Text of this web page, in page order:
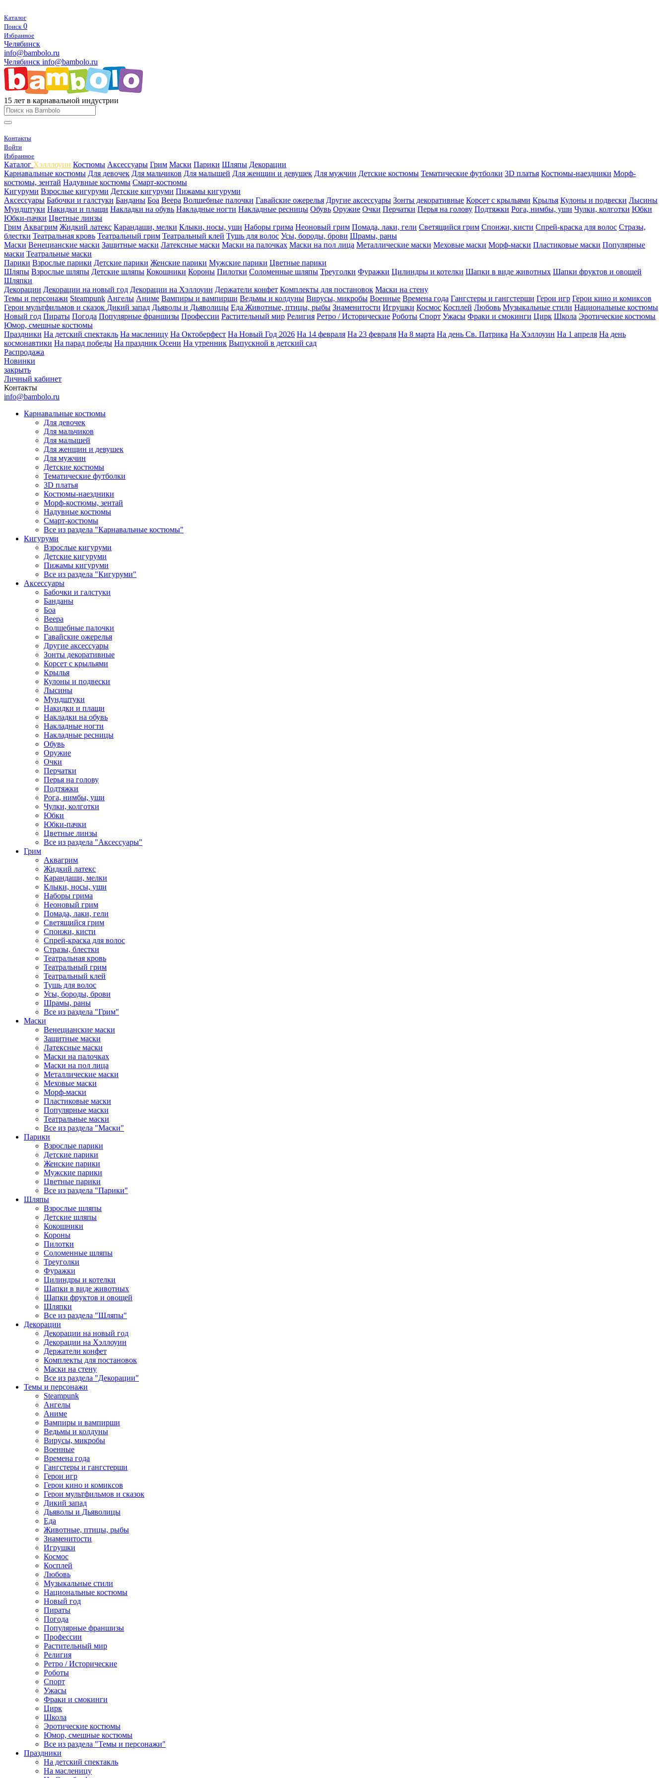
Каталог
Поиск 0
Избранное
Челябинск
info@bambolo.ru
Челябинск info@bambolo.ru
15 лет в карнавальной индустрии
Контакты
Войти
Избранное
Каталог Хэлллоуин Костюмы Аксессуары Грим Маски Парики Шляпы Декорации
Карнавальные костюмы Для девочек Для мальчиков Для малышей Для женщин и девушек Для мужчин Детские костюмы Тематические футболки 3D платья Костюмы-наездники Морф-
костюмы, зентай Надувные костюмы Смарт-костюмы
Кигуруми Взрослые кигуруми Детские кигуруми Пижамы кигуруми
Аксессуары Бабочки и галстуки Банданы Боа Веера Волшебные палочки Гавайские ожерелья Другие аксессуары Зонты декоративные Корсет с крыльями Крылья Кулоны и подвески Лысины
Мундштуки Накидки и плащи Накладки на обувь Накладные ногти Накладные ресницы Обувь Оружие Очки Перчатки Перья на голову Подтяжки Рога, нимбы, уши Чулки, колготки Юбки
Юбки-пачки Цветные линзы
Грим Аквагрим Жидкий латекс Карандаши, мелки Клыки, носы, уши Наборы грима Неоновый грим Помада, лаки, гели Светящийся грим Спонжи, кисти Спрей-краска для волос Стразы,
блестки Театральная кровь Театральный грим Театральный клей Тушь для волос Усы, бороды, брови Шрамы, раны
Маски Венецианские маски Защитные маски Латексные маски Маски на палочках Маски на пол лица Металлические маски Меховые маски Морф-маски Пластиковые маски Популярные
маски Театральные маски
Парики Взрослые парики Детские парики Женские парики Мужские парики Цветные парики
Шляпы Взрослые шляпы Детские шляпы Кокошники Короны Пилотки Соломенные шляпы Треуголки Фуражки Цилиндры и котелки Шапки в виде животных Шапки фруктов и овощей
Шляпки
Декорации Декорации на новый год Декорации на Хэллоуин Держатели конфет Комплекты для постановок Маски на стену
Темы и персонажи Steampunk Ангелы Аниме Вампиры и вампирши Ведьмы и колдуны Вирусы, микробы Военные Времена года Гангстеры и гангстерши Герои игр Герои кино и комиксов
Герои мультфильмов и сказок Дикий запад Дьяволы и Дьяволицы Еда Животные, птицы, рыбы Знаменитости Игрушки Космос Косплей Любовь Музыкальные стили Национальные костюмы
Новый год Пираты Погода Популярные франшизы Профессии Растительный мир Религия Ретро / Исторические Роботы Спорт Ужасы Фраки и смокинги Цирк Школа Эротические костюмы
Юмор, смешные костюмы
Праздники На детский спектакль На масленицу На Октоберфест На Новый Год 2026 На 14 февраля На 23 февраля На 8 марта На день Св. Патрика На Хэллоуин На 1 апреля На день
космонавтики На парад победы На праздник Осени На утренник Выпускной в детский сад
Распродажа
Новинки
закрыть
Личный кабинет
Контакты
info@bambolo.ru
Карнавальные костюмы
Для девочек
Для мальчиков
Для малышей
Для женщин и девушек
Для мужчин
Детские костюмы
Тематические футболки
3D платья
Костюмы-наездники
Морф-костюмы, зентай
Надувные костюмы
Смарт-костюмы
Все из раздела "Карнавальные костюмы"
Кигуруми
Взрослые кигуруми
Детские кигуруми
Пижамы кигуруми
Все из раздела "Кигуруми"
Аксессуары
Бабочки и галстуки
Банданы
Боа
Веера
Волшебные палочки
Гавайские ожерелья
Другие аксессуары
Зонты декоративные
Корсет с крыльями
Крылья
Кулоны и подвески
Лысины
Мундштуки
Накидки и плащи
Накладки на обувь
Накладные ногти
Накладные ресницы
Обувь
Оружие
Очки
Перчатки
Перья на голову
Подтяжки
Рога, нимбы, уши
Чулки, колготки
Юбки
Юбки-пачки
Цветные линзы
Все из раздела "Аксессуары"
Грим
Аквагрим
Жидкий латекс
Карандаши, мелки
Клыки, носы, уши
Наборы грима
Неоновый грим
Помада, лаки, гели
Светящийся грим
Спонжи, кисти
Спрей-краска для волос
Стразы, блестки
Театральная кровь
Театральный грим
Театральный клей
Тушь для волос
Усы, бороды, брови
Шрамы, раны
Все из раздела "Грим"
Маски
Венецианские маски
Защитные маски
Латексные маски
Маски на палочках
Маски на пол лица
Металлические маски
Меховые маски
Морф-маски
Пластиковые маски
Популярные маски
Театральные маски
Все из раздела "Маски"
Парики
Взрослые парики
Детские парики
Женские парики
Мужские парики
Цветные парики
Все из раздела "Парики"
Шляпы
Взрослые шляпы
Детские шляпы
Кокошники
Короны
Пилотки
Соломенные шляпы
Треуголки
Фуражки
Цилиндры и котелки
Шапки в виде животных
Шапки фруктов и овощей
Шляпки
Все из раздела "Шляпы"
Декорации
Декорации на новый год
Декорации на Хэллоуин
Держатели конфет
Комплекты для постановок
Маски на стену
Все из раздела "Декорации"
Темы и персонажи
Steampunk
Ангелы
Аниме
Вампиры и вампирши
Ведьмы и колдуны
Вирусы, микробы
Военные
Времена года
Гангстеры и гангстерши
Герои игр
Герои кино и комиксов
Герои мультфильмов и сказок
Дикий запад
Дьяволы и Дьяволицы
Еда
Животные, птицы, рыбы
Знаменитости
Игрушки
Космос
Косплей
Любовь
Музыкальные стили
Национальные костюмы
Новый год
Пираты
Погода
Популярные франшизы
Профессии
Растительный мир
Религия
Ретро / Исторические
Роботы
Спорт
Ужасы
Фраки и смокинги
Цирк
Школа
Эротические костюмы
Юмор, смешные костюмы
Все из раздела "Темы и персонажи"
Праздники
На детский спектакль
На масленицу